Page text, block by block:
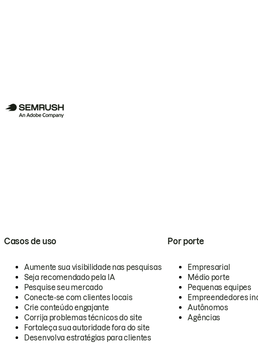
Casos de uso
Aumente sua visibilidade nas pesquisas
Seja recomendado pela IA
Pesquise seu mercado
Conecte-se com clientes locais
Crie conteúdo engajante
Corrija problemas técnicos do site
Fortaleça sua autoridade fora do site
Desenvolva estratégias para clientes
Por porte
Empresarial
Médio porte
Pequenas equipes
Empreendedores
Autônomos
Agências